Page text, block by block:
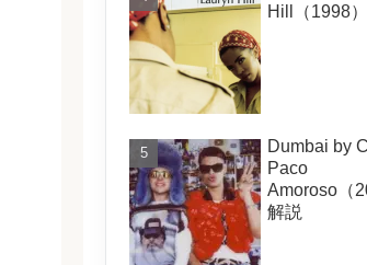
Hill（1998
Dumbai by
Paco
Amoroso（
解説